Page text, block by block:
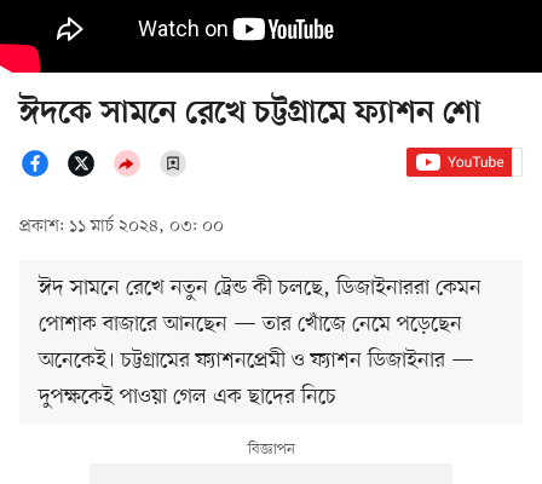
ঈদকে সামনে রেখে চট্টগ্রামে ফ্যাশন শো
প্রকাশ: ১১ মার্চ ২০২৪, ০৩: ০০
ঈদ সামনে রেখে নতুন ট্রেন্ড কী চলছে, ডিজাইনাররা কেমন
পোশাক বাজারে আনছেন — তার খোঁজে নেমে পড়েছেন
অনেকেই। চট্টগ্রামের ফ্যাশনপ্রেমী ও ফ্যাশন ডিজাইনার —
দুপক্ষকেই পাওয়া গেল এক ছাদের নিচে